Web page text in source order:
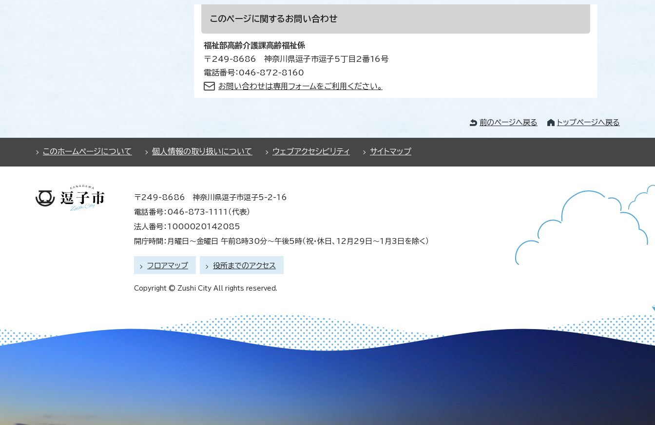
このページに関するお問い合わせ
福祉部高齢介護課高齢福祉係
〒249-8686 神奈川県逗子市逗子5丁目2番16号
電話番号：046-872-8160
お問い合わせは専用フォームをご利用ください。
前のページへ戻る トップページへ戻る
このホームページについて 個人情報の取り扱いについて ウェブアクセシビリティ サイトマップ
〒249-8686 神奈川県逗子市逗子5-2-16
電話番号：046-873-1111（代表）
法人番号：1000020142085
開庁時間：月曜日～金曜日 午前8時30分～午後5時（祝・休日、12月29日～1月3日を除く）
フロアマップ 役所までのアクセス
Copyright © Zushi City All rights reserved.